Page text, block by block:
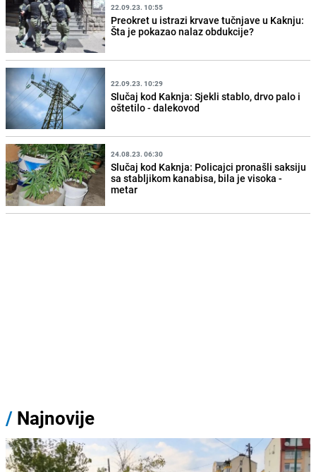
22.09.23. 10:55
Preokret u istrazi krvave tučnjave u Kaknju:
Šta je pokazao nalaz obdukcije?
22.09.23. 10:29
Slučaj kod Kaknja: Sjekli stablo, drvo palo i
oštetilo - dalekovod
24.08.23. 06:30
Slučaj kod Kaknja: Policajci pronašli saksiju
sa stabljikom kanabisa, bila je visoka -
metar
/ Najnovije